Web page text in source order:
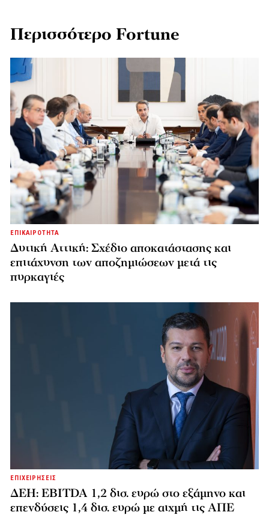
Περισσότερο Fortune
ΕΠΙΚΑΙΡΟΤΗΤΑ
Δυτική Αττική: Σχέδιο αποκατάστασης και
επιτάχυνση των αποζημιώσεων μετά τις
πυρκαγιές
ΕΠΙΧΕΙΡΗΣΕΙΣ
ΔΕΗ: EBITDA 1,2 δισ. ευρώ στο εξάμηνο και
επενδύσεις 1,4 δισ. ευρώ με αιχμή τις ΑΠΕ